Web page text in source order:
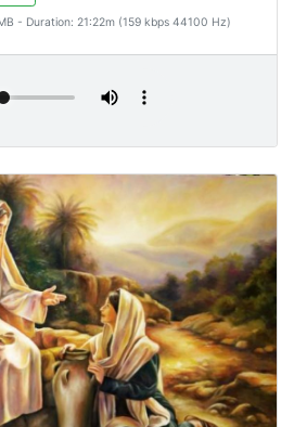
- Duration: 21:22m (159 kbps 44100 Hz)